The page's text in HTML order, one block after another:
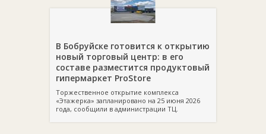
В Бобруйске готовится к открытию
новый торговый центр: в его
составе разместится продуктовый
гипермаркет ProStore
Торжественное открытие комплекса
«Этажерка» запланировано на 25 июня 2026
года, сообщили в администрации ТЦ.